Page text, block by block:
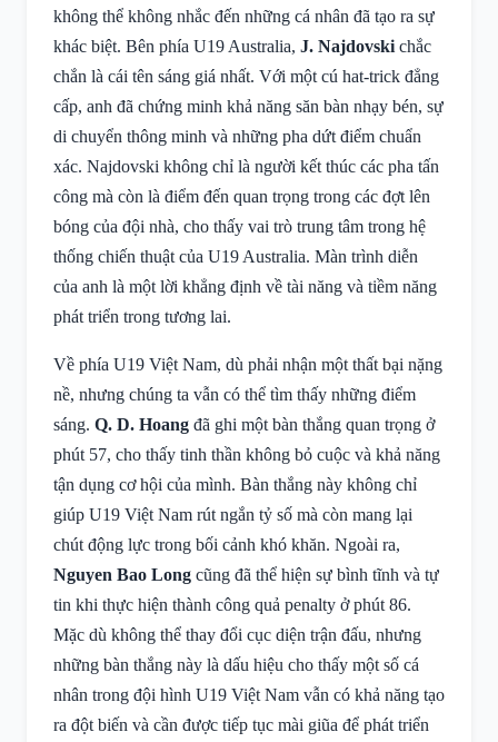
không thể không nhắc đến những cá nhân đã tạo ra sự
khác biệt. Bên phía U19 Australia, J. Najdovski chắc
chắn là cái tên sáng giá nhất. Với một cú hat-trick đẳng
cấp, anh đã chứng minh khả năng săn bàn nhạy bén, sự
di chuyển thông minh và những pha dứt điểm chuẩn
xác. Najdovski không chỉ là người kết thúc các pha tấn
công mà còn là điểm đến quan trọng trong các đợt lên
bóng của đội nhà, cho thấy vai trò trung tâm trong hệ
thống chiến thuật của U19 Australia. Màn trình diễn
của anh là một lời khẳng định về tài năng và tiềm năng
phát triển trong tương lai.
Về phía U19 Việt Nam, dù phải nhận một thất bại nặng
nề, nhưng chúng ta vẫn có thể tìm thấy những điểm
sáng. Q. D. Hoang đã ghi một bàn thắng quan trọng ở
phút 57, cho thấy tinh thần không bỏ cuộc và khả năng
tận dụng cơ hội của mình. Bàn thắng này không chỉ
giúp U19 Việt Nam rút ngắn tỷ số mà còn mang lại
chút động lực trong bối cảnh khó khăn. Ngoài ra,
Nguyen Bao Long cũng đã thể hiện sự bình tĩnh và tự
tin khi thực hiện thành công quả penalty ở phút 86.
Mặc dù không thể thay đổi cục diện trận đấu, nhưng
những bàn thắng này là dấu hiệu cho thấy một số cá
nhân trong đội hình U19 Việt Nam vẫn có khả năng tạo
ra đột biến và cần được tiếp tục mài giũa để phát triển